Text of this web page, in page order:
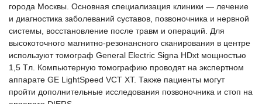
города Москвы. Основная специализация клиники — лечение
и диагностика заболеваний суставов, позвоночника и нервной
системы, восстановление после травм и операций. Для
высокоточного магнитно-резонансного сканирования в центре
используют томограф General Electric Signa HDxt мощностью
1,5 Tл. Компьютерную томографию проводят на экспертном
аппарате GE LightSpeed VCT XT. Также пациенты могут
пройти дополнительные исследования позвоночника и стоп на